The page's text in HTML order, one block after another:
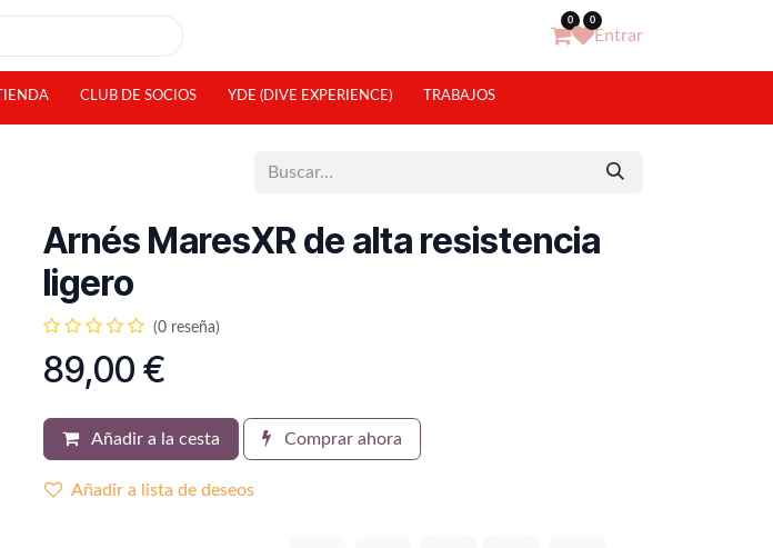
0 0
Entrar
TIENDA CLUB DE SOCIOS YDE (DIVE EXPERIENCE) TRABAJOS
Arnés MaresXR de alta resistencia
ligero
(0 reseña)
89,00 €
Añadir a la cesta Comprar ahora
Añadir a lista de deseos